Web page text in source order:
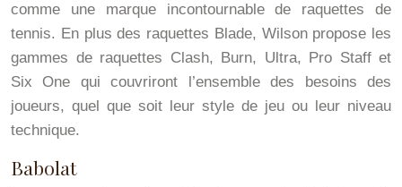
comme une marque incontournable de raquettes de
tennis. En plus des raquettes Blade, Wilson propose les
gammes de raquettes Clash, Burn, Ultra, Pro Staff et
Six One qui couvriront l’ensemble des besoins des
joueurs, quel que soit leur style de jeu ou leur niveau
technique.
Babolat